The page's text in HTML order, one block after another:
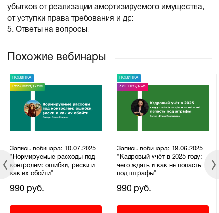
убытков от реализации амортизируемого имущества,
от уступки права требования и др;
5. Ответы на вопросы.
Похожие вебинары
НОВИНКА
РЕКОМЕНДУЕМ
Запись вебинара: 10.07.2025
"Нормируемые расходы под
контролем: ошибки, риски и
как их обойти"
990 руб.
НОВИНКА
ХИТ ПРОДАЖ
Запись вебинара: 19.06.2025
"Кадровый учёт в 2025 году:
чего ждать и как не попасть
под штрафы"
990 руб.